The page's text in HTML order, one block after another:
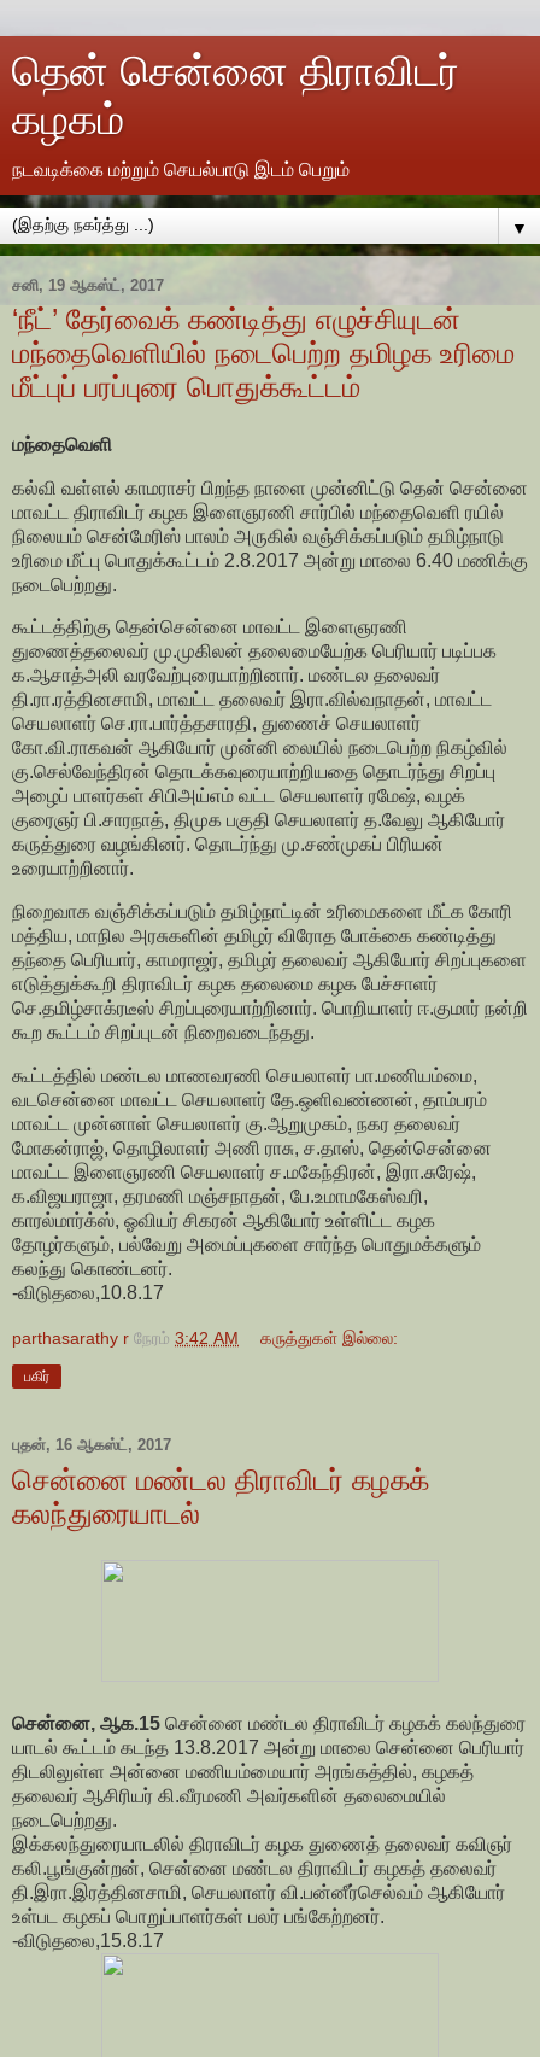
தென் சென்னை திராவிடர்
கழகம்
நடவடிக்கை மற்றும் செயல்பாடு இடம் பெறும்
▼
சனி, 19 ஆகஸ்ட், 2017
‘நீட்’ தேர்வைக் கண்டித்து எழுச்சியுடன்
மந்தைவெளியில் நடைபெற்ற தமிழக உரிமை
மீட்புப் பரப்புரை பொதுக்கூட்டம்
மந்தைவெளி
கல்வி வள்ளல் காமராசர் பிறந்த நாளை முன்னிட்டு தென் சென்னை
மாவட்ட திராவிடர் கழக இளைஞரணி சார்பில் மந்தைவெளி ரயில்
நிலையம் சென்மேரிஸ் பாலம் அருகில் வஞ்சிக்கப்படும் தமிழ்நாடு
உரிமை மீட்பு பொதுக்கூட்டம் 2.8.2017 அன்று மாலை 6.40 மணிக்கு
நடைபெற்றது.
கூட்டத்திற்கு தென்சென்னை மாவட்ட இளைஞரணி
துணைத்தலைவர் மு.முகிலன் தலைமையேற்க பெரியார் படிப்பக
க.ஆசாத்அலி வரவேற்புரையாற்றினார். மண்டல தலைவர்
தி.ரா.ரத்தினசாமி, மாவட்ட தலைவர் இரா.வில்வநாதன், மாவட்ட
செயலாளர் செ.ரா.பார்த்தசாரதி, துணைச் செயலாளர்
கோ.வி.ராகவன் ஆகியோர் முன்னி லையில் நடைபெற்ற நிகழ்வில்
கு.செல்வேந்திரன் தொடக்கவுரையாற்றியதை தொடர்ந்து சிறப்பு
அழைப் பாளர்கள் சிபிஅய்எம் வட்ட செயலாளர் ரமேஷ், வழக்
குரைஞர் பி.சாரநாத், திமுக பகுதி செயலாளர் த.வேலு ஆகியோர்
கருத்துரை வழங்கினர். தொடர்ந்து மு.சண்முகப் பிரியன்
உரையாற்றினார்.
நிறைவாக வஞ்சிக்கப்படும் தமிழ்நாட்டின் உரிமைகளை மீட்க கோரி
மத்திய, மாநில அரசுகளின் தமிழர் விரோத போக்கை கண்டித்து
தந்தை பெரியார், காமராஜர், தமிழர் தலைவர் ஆகியோர் சிறப்புகளை
எடுத்துக்கூறி திராவிடர் கழக தலைமை கழக பேச்சாளர்
செ.தமிழ்சாக்ரடீஸ் சிறப்புரையாற்றினார். பொறியாளர் ஈ.குமார் நன்றி
கூற கூட்டம் சிறப்புடன் நிறைவடைந்தது.
கூட்டத்தில் மண்டல மாணவரணி செயலாளர் பா.மணியம்மை,
வடசென்னை மாவட்ட செயலாளர் தே.ஒளிவண்ணன், தாம்பரம்
மாவட்ட முன்னாள் செயலாளர் கு.ஆறுமுகம், நகர தலைவர்
மோகன்ராஜ், தொழிலாளர் அணி ராசு, ச.தாஸ், தென்சென்னை
மாவட்ட இளைஞரணி செயலாளர் ச.மகேந்திரன், இரா.சுரேஷ்,
க.விஜயராஜா, தரமணி மஞ்சநாதன், பே.உமாமகேஸ்வரி,
காரல்மார்க்ஸ், ஓவியர் சிகரன் ஆகியோர் உள்ளிட்ட கழக
தோழர்களும், பல்வேறு அமைப்புகளை சார்ந்த பொதுமக்களும்
கலந்து கொண்டனர்.
-விடுதலை,10.8.17
parthasarathy r நேரம் 3:42 AM கருத்துகள் இல்லை:
பகிர்
புதன், 16 ஆகஸ்ட், 2017
சென்னை மண்டல திராவிடர் கழகக்
கலந்துரையாடல்
சென்னை, ஆக.15 சென்னை மண்டல திராவிடர் கழகக் கலந்துரை
யாடல் கூட்டம் கடந்த 13.8.2017 அன்று மாலை சென்னை பெரியார்
திடலிலுள்ள அன்னை மணியம்மையார் அரங்கத்தில், கழகத்
தலைவர் ஆசிரியர் கி.வீரமணி அவர்களின் தலைமையில்
நடைபெற்றது.
இக்கலந்துரையாடலில் திராவிடர் கழக துணைத் தலைவர் கவிஞர்
கலி.பூங்குன்றன், சென்னை மண்டல திராவிடர் கழகத் தலைவர்
தி.இரா.இரத்தினசாமி, செயலாளர் வி.பன்னீர்செல்வம் ஆகியோர்
உள்பட கழகப் பொறுப்பாளர்கள் பலர் பங்கேற்றனர்.
-விடுதலை,15.8.17